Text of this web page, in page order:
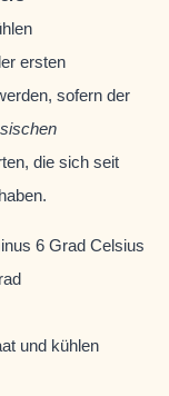
ersten
sofern der
die sich seit
6 Grad Celsius
und kühlen